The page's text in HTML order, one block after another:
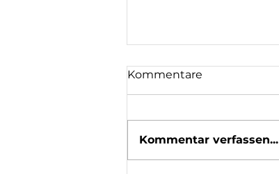
Kommentare
Kommentar verfassen...